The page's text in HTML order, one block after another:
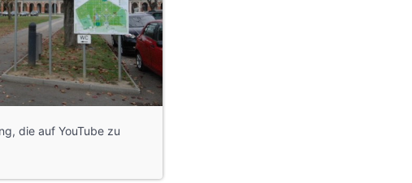
die auf YouTube zu